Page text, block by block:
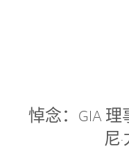
悼念：GIA 理
尼